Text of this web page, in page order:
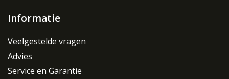
Informatie
Veelgestelde vragen
Advies
Service en Garantie